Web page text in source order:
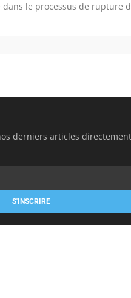
dans le processus de rupture
derniers articles
S'INSCRIRE